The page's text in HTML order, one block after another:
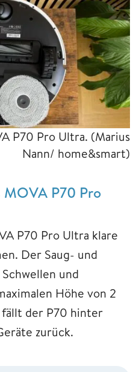
P70 Pro Ultra. (Marius
Nann/ home&smart)
P70 Pro
P70 Pro Ultra klare
Der Saug- und
und
Höhe von 2
der P70 hinter
zurück.